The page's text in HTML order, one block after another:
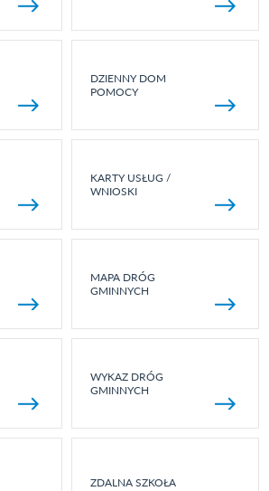
DZIENNY DOM
POMOCY
KARTY USŁUG /
WNIOSKI
MAPA DRÓG
GMINNYCH
WYKAZ DRÓG
GMINNYCH
ZDALNA SZKOŁA